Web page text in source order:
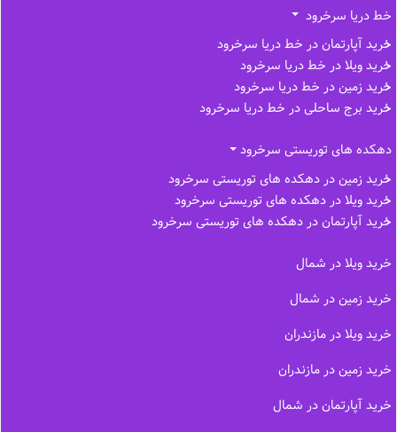
خط دریا سرخرود
خرید آپارتمان در خط دریا سرخرود
خرید ویلا در خط دریا سرخرود
خرید زمین در خط دریا سرخرود
خرید برج ساحلی در خط‌ دریا سرخرود
دهکده های توریستی سرخرود
خرید زمین در دهکده های توریستی سرخرود
خرید ویلا در دهکده های توریستی سرخرود
خرید آپارتمان در دهکده های توریستی سرخرود
خرید ویلا در شمال
خرید زمین در شمال
خرید ویلا در مازندران
خرید زمین در مازندران
خرید آپارتمان در شمال